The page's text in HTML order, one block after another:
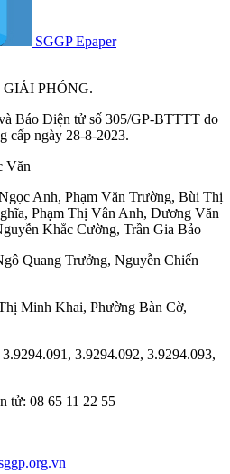
SGGP Epaper
GIẢI PHÓNG.
Báo Điện tử số 305/GP-BTTTT do
cấp ngày 28-8-2023.
Văn
Anh, Phạm Văn Trường, Bùi Thị
, Phạm Thị Vân Anh, Dương Văn
Khắc Cường, Trần Gia Bảo
Quang Trưởng, Nguyễn Chiến
Minh Khai, Phường Bàn Cờ,
3.9294.092, 3.9294.093,
tử: 08 65 11 22 55